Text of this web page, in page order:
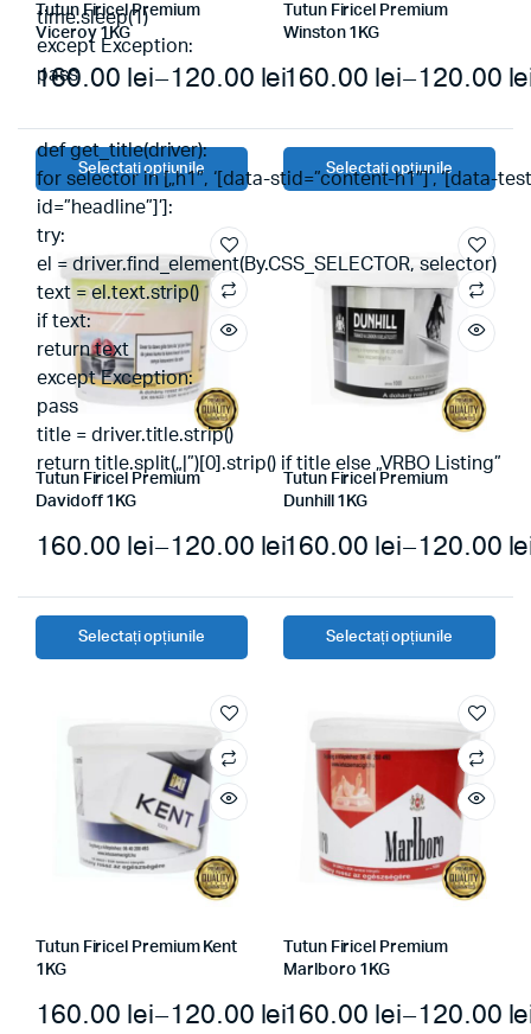
time.sleep(1)
except Exception:
pass
def get_title(driver):
for selector in [„h1″, ‘[data-stid=”content-h1″]’, ‘[data-
id=”headline”]’]:
try:
el = driver.find_element(By.CSS_SELECTOR, selector)
text = el.text.strip()
if text:
return text
except Exception:
pass
title = driver.title.strip()
return title.split(„|”)[0].strip() if title else „VRBO Listing”
Tutun Firicel Premium
Viceroy 1KG
120.00 lei
–
160.00 lei
Selectați opțiunile
Tutun Firicel Premium
Winston 1KG
120.00
–
160.00 lei
Selectați opțiunile
Tutun Firicel Premium
Davidoff 1KG
120.00 lei
–
160.00 lei
Selectați opțiunile
Tutun Firicel Premium
Dunhill 1KG
120.00
–
160.00 lei
Selectați opțiunile
Tutun Firicel Premium Kent
1KG
120.00 lei
–
160.00 lei
Tutun Firicel Premium
Marlboro 1KG
120.00
–
160.00 lei